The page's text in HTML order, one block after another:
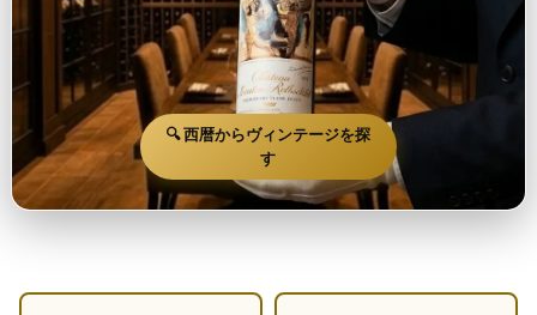
🔍 西暦からヴィンテージを探
す